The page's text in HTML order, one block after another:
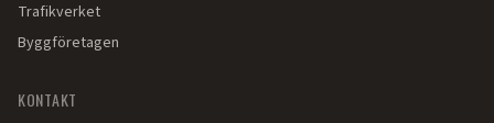
Trafikverket
Byggföretagen
KONTAKT